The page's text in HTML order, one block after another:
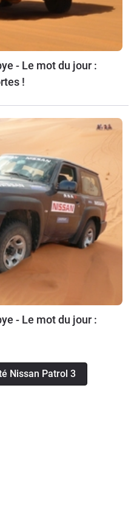
- Le mot du jour :
!
- Le mot du jour :
Nissan Patrol 3